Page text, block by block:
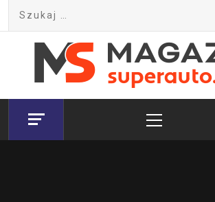
Nowy portal motoryzacyjny
Menu